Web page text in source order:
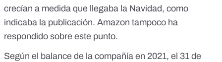
crecían a medida que llegaba la Navidad, como
indicaba la publicación. Amazon tampoco ha
respondido sobre este punto.
Según el balance de la compañía en 2021, el 31 de